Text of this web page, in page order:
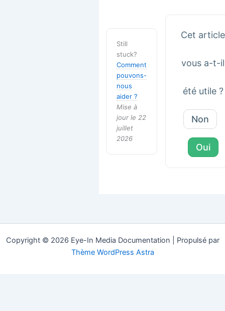
Still
stuck?
Comment
pouvons-
nous
aider ?
Mise à
jour le 22
juillet
2026
Cet article
vous a-t-il
été utile ?
Non
Oui
Copyright © 2026 Eye-In Media Documentation | Propulsé par
Thème WordPress Astra